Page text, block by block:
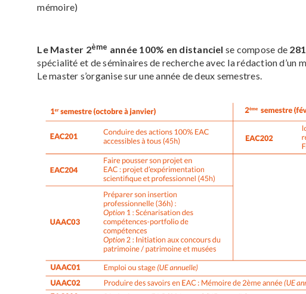
mémoire)
Le Master 2ème année 100% en distanciel se compose de
spécialité et de séminaires de recherche avec la rédaction d’un
Le master s’organise sur une année de deux semestres.